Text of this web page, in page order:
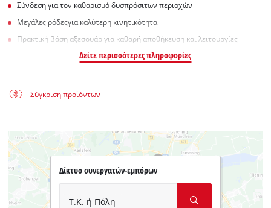
Σύνδεση για τον καθαρισμό δυσπρόσιτων περιοχών
Μεγάλες ρόδεςγια καλύτερη κινητικότητα
Πρακτική βάση αξεσουάρ για καθαρή αποθήκευση και λειτουργίες
Δείτε περισσότερες πληροφορίες
Σύγκριση προϊόντων
Δίκτυο συνεργατών-εμπόρων
Τ.Κ. ή Πόλη